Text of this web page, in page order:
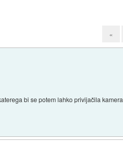
«
bi se potem lahko privijačila kamera